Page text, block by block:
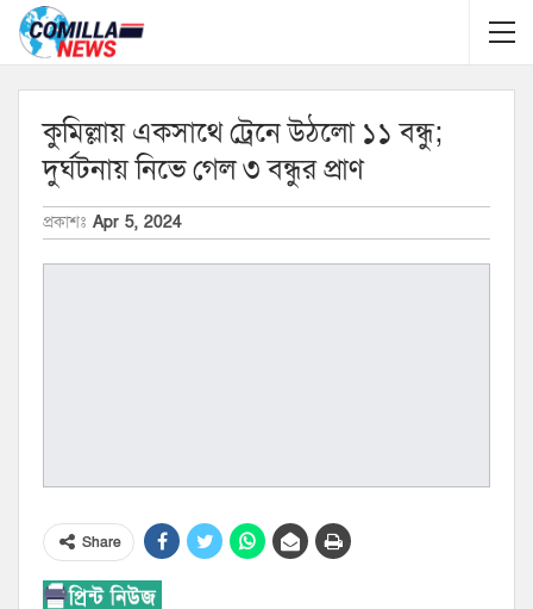
কুমিল্লায় একসাথে ট্রেনে উঠলো ১১ বন্ধু;
দুর্ঘটনায় নিভে গেল ৩ বন্ধুর প্রাণ
প্রকাশঃ Apr 5, 2024
Share